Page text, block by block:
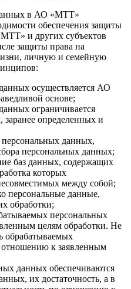
в АО «МТТ»
обеспечения защиты
и других субъектов
защиты права на
личную и семейную
осуществляется АО
основе;
ограничивается
определенных и
персональных данных,
персональных данных;
баз данных, содержащих
которых
между собой;
персональные данные,
обработки;
персональных
целям обработки. Не
обрабатываемых
к заявленным
данных обеспечиваются
их достаточность, а в